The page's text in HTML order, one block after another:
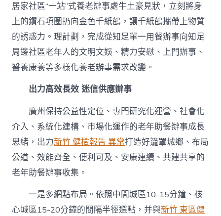
居家社區“一站”式養老辦事處牛土豪見狀，立刻將身
上的鑽石項圈扔向金色千紙鶴，讓千紙鶴攜帶上物質
的誘惑力。理計劃，完成從知足單一用餐辦事向知足
周邊社區老年人的文明文娛、精力安慰、上門辦事、
醫養康養等多樣化養老辦事需求改變。
出力高效長效 迷信供應辦事
廣州保持公益性定位、專門研究化運營、社會化
介入、系統化建構、市場化運作的老年助餐辦事成長
思緒，出力新竹 健檢報告 異常打造好籠罩城鄉、布局
公道、效能齊全、便利可及、安康連續、共建共享的
老年助餐辦事收集。
一是多網點布局。依照中間城區10-15分鐘、核
心城區15-20分鐘的間隔半徑選點，并與新竹 東區健